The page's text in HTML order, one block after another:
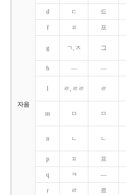
자음
d ㄷ 드
f ㅍ 프
g ㄱ, ㅈ 그
h ― ―
l ㄹ, ㄹㄹ ㄹ
m ㅁ ㅁ
n ㄴ ㄴ
p ㅍ 프
q ㅋ ―
r ㄹ 르